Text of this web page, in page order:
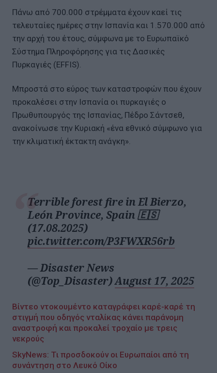
Πάνω από 700.000 στρέμματα έχουν καεί τις
τελευταίες ημέρες στην Ισπανία και 1.570.000 από
την αρχή του έτους, σύμφωνα με το Ευρωπαϊκό
Σύστημα Πληροφόρησης για τις Δασικές
Πυρκαγιές (EFFIS).
Μπροστά στο εύρος των καταστροφών που έχουν
προκαλέσει στην Ισπανία οι πυρκαγιές ο
Πρωθυπουργός της Ισπανίας, Πέδρο Σάντσεθ,
ανακοίνωσε την Κυριακή «ένα εθνικό σύμφωνο για
την κλιματική έκτακτη ανάγκη».
Terrible forest fire in El Bierzo,
León Province, Spain 🇪🇸
(17.08.2025)
pic.twitter.com/P3FWXR56rb
— Disaster News
(@Top_Disaster)August 17, 2025
Βίντεο ντοκουμέντο καταγράφει καρέ-καρέ τη
στιγμή που οδηγός νταλίκας κάνει παράνομη
αναστροφή και προκαλεί τροχαίο με τρεις
νεκρούς
SkyNews: Τι προσδοκούν οι Ευρωπαίοι από τη
συνάντηση στο Λευκό Οίκο